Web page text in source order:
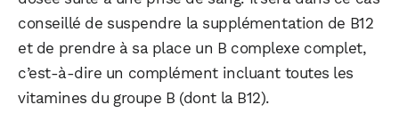
conseillé de suspendre la supplémentation de B12
et de prendre à sa place un B complexe complet,
c’est-à-dire un complément incluant toutes les
vitamines du groupe B (dont la B12).